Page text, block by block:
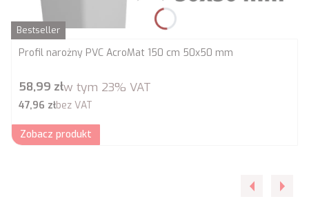
Bestseller
Profil narożny PVC AcroMat 150 cm 50x50 mm
Cena brutto
58,99 złw tym 23% VAT
Cena netto
47,96 złbez VAT
Zobacz produkt